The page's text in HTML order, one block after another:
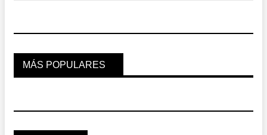
MÁS POPULARES